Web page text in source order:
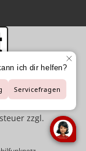
Spezialist für
zzgl.